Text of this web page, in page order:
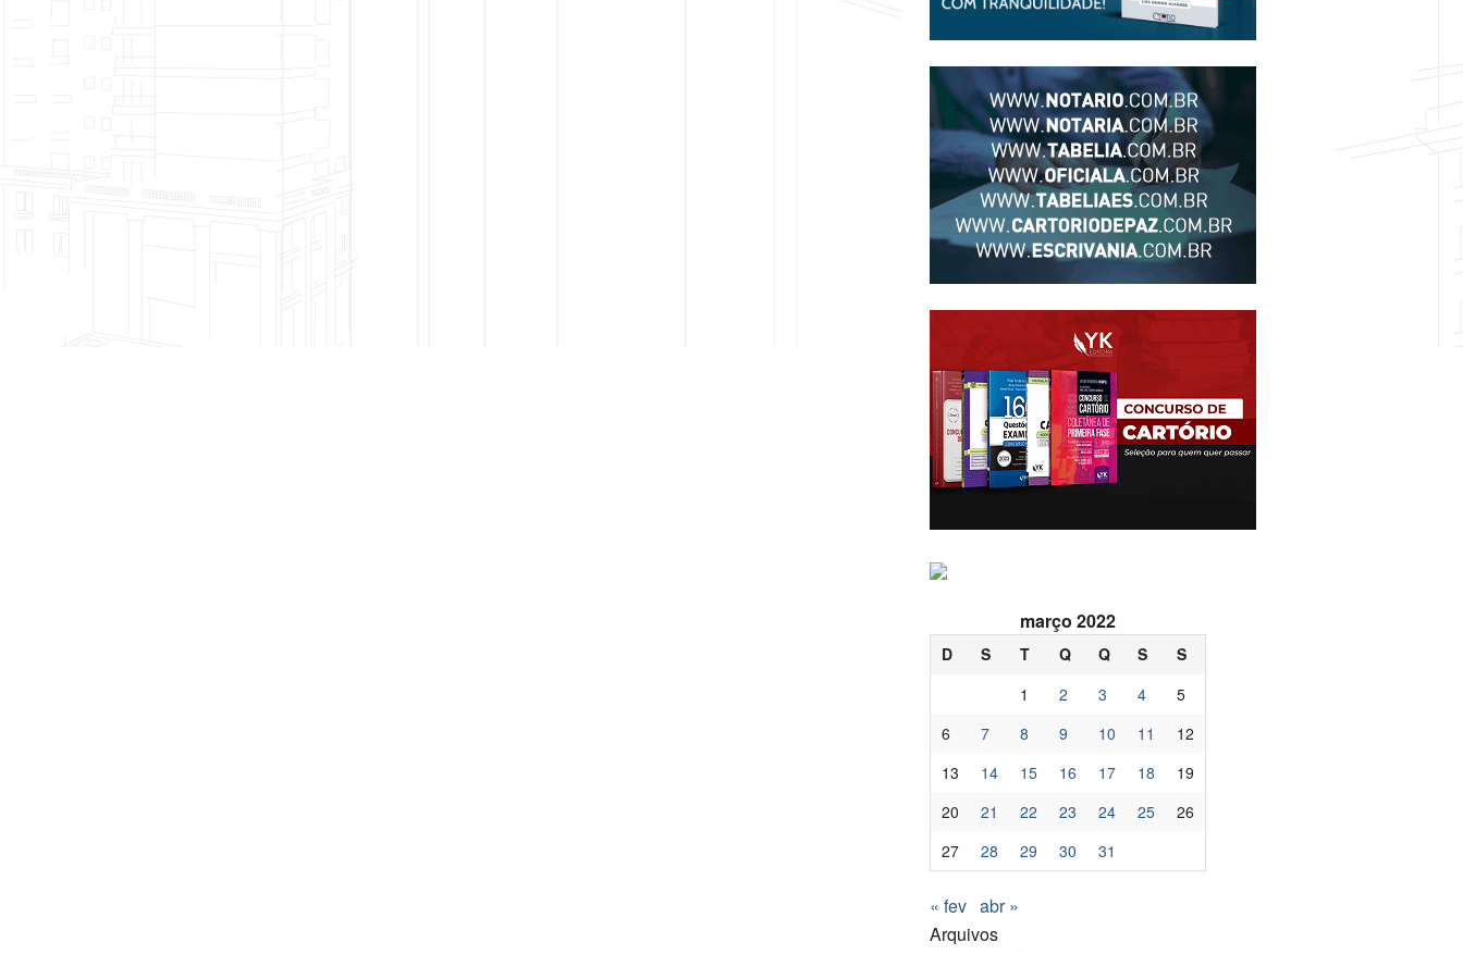
março 2022
D S T Q Q S
S
1
2 3 4
5
6
7 8 9 10 11
12
13
14 15 16 17 18
19
20
21 22 23 24 25
26
27
28 29 30 31
« fev abr »
Arquivos